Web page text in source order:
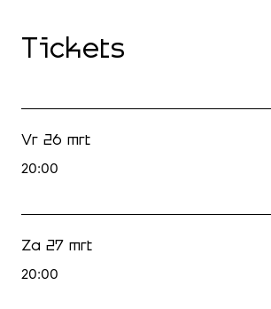
Tickets
Vr 26 mrt
20:00
Za 27 mrt
20:00